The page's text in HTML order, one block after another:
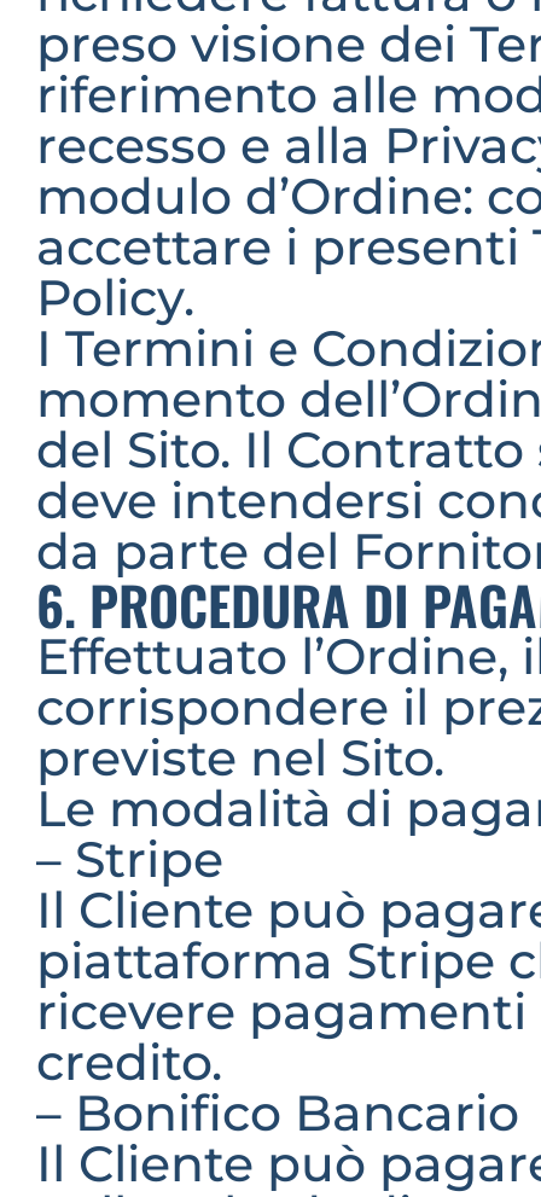
preso visione dei
riferimento alle
recesso e alla
modulo d’Ordine:
accettare i presenti
Policy.
I Termini e
momento
del Sito. Il
deve intendersi
da parte del
6. PROCEDURA DI
Effettuato l’Ordine,
corrispondere il
previste nel Sito.
Le modalità di
– Stripe
Il Cliente può
piattaforma Stripe
ricevere
credito.
– Bonifico Bancario
Il Cliente può